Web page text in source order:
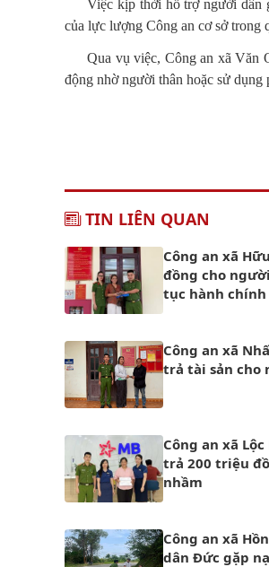
Việc kịp thời hỗ trợ người dân
của lực lượng Công an cơ sở trong
Qua vụ việc, Công an xã Văn
động nhờ người thân hoặc sử dụng
TIN LIÊN QUAN
Công an xã
đồng cho
tục hành chính
Công an xã
trả tài sản cho
Công an xã
trả 200 triệu
nhầm
Công an xã
dân Đức gặp